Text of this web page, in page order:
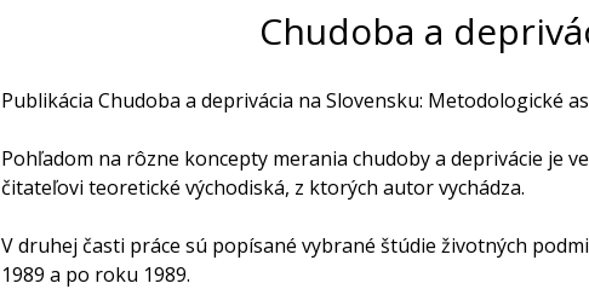
Chudoba a
Publikácia Chudoba a deprivácia na Slovensku: Metodologické
Pohľadom na rôzne koncepty merania chudoby a deprivácie je
čitateľovi teoretické východiská, z ktorých autor vychádza.
V druhej časti práce sú popísané vybrané štúdie životných
1989 a po roku 1989.